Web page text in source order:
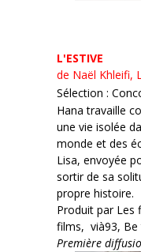
L'ESTIVE
de Naël Khleifi,
Sélection :
Hana travaille
une vie isolée
monde et des
Lisa, envoyée
sortir de sa
propre histoire.
Produit par Les
films, vià93, Be
Première